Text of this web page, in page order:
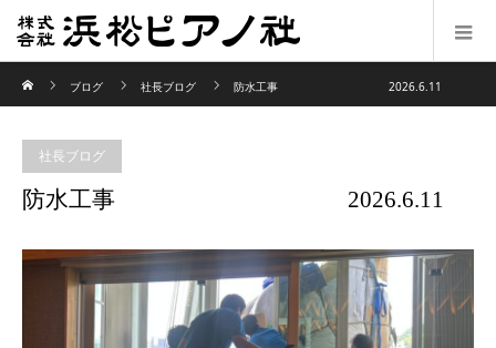
ブログ
社長ブログ 防水工事 2026.6.11
社長ブログ
防水工事 2026.6.11